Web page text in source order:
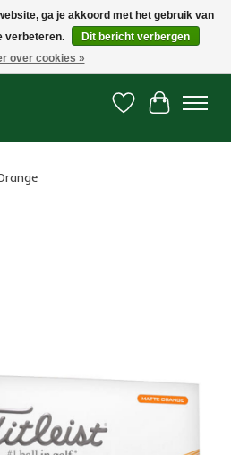
Onze oncourse Golfshop in Dordrecht is
Verlanglijst
ga je akkoord met het gebruik van
verbeteren.
Dit bericht verbergen
over cookies »